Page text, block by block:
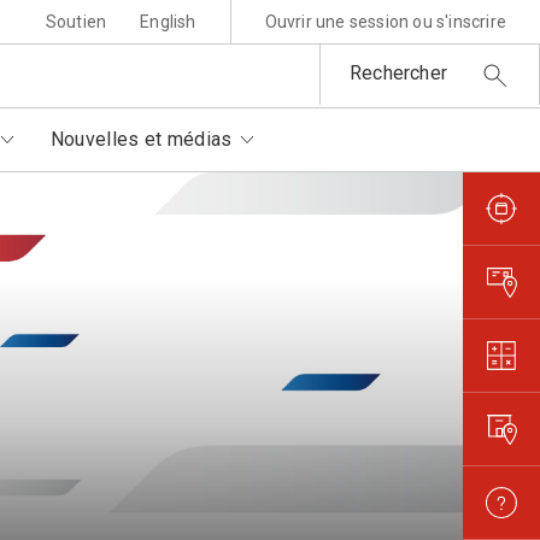
Soutien English Ouvrir une session ou s'inscrire
Rechercher
et règlements
Nouvelles et médias
et interruptions